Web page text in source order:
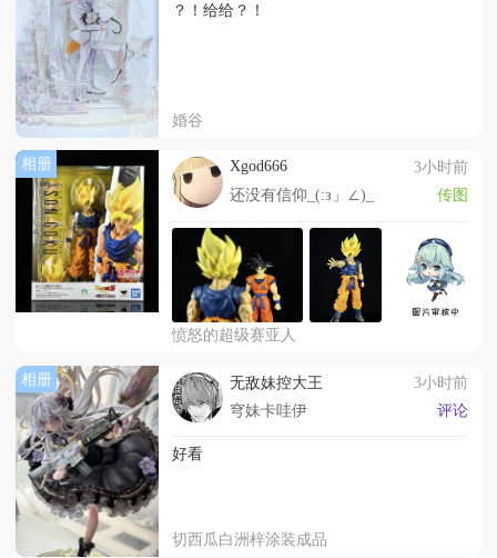
？！给给？！
婚谷
相册 Xgod666
3小时前
还没有信仰_(:з」∠)_
传图
愤怒的超级赛亚人
相册 无敌妹控大王
3小时前
穹妹卡哇伊
评论
好看
切西瓜白洲梓涂装成品